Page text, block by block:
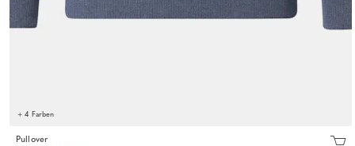
+ 4 Farben
Pullover